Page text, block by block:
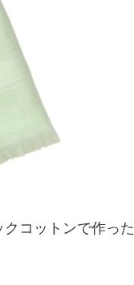
コットンで作った